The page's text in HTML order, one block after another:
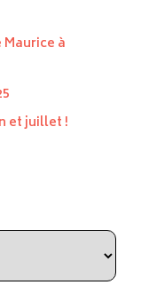
à
et juillet !